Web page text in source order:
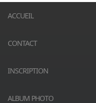
ACCUEIL
CONTACT
INSCRIPTION
ALBUM PHOTO